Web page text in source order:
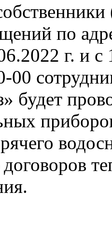
по
г. и
00
будет